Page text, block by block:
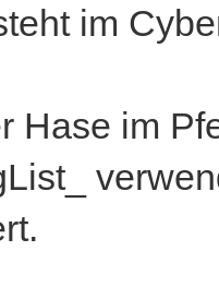
im
Hase im